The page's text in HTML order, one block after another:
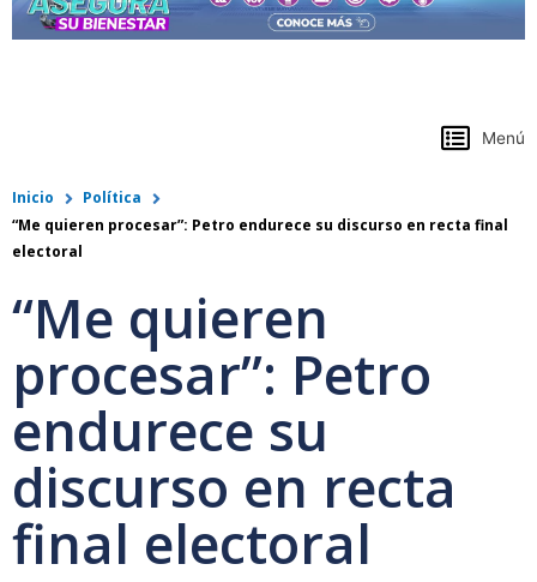
Menú
Inicio
Política
“Me quieren procesar”: Petro endurece su discurso en recta final
electoral
“Me quieren
procesar”: Petro
endurece su
discurso en recta
final electoral